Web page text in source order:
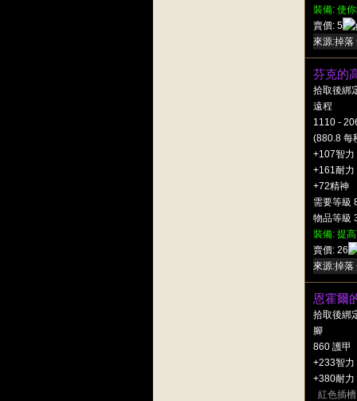
裝備: 使
賣價: 5
來源:掉落
芬克的
拾取後綁
遠程
1110 -
(880.8 每
+107智力
+161耐力
+72精神
需要等級
物品等級
裝備: 提
賣價: 26
來源:掉落
恩霍爾
拾取後綁
腳
860 護甲
+233智力
+380耐力
紅色插槽